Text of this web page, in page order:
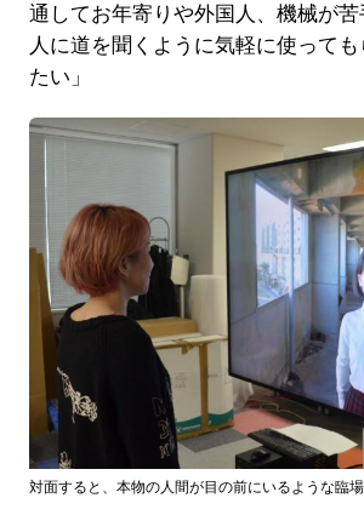
通してお年寄りや外国人、機械が
人に道を聞くように気軽に使って
たい」
対面すると、本物の人間が目の前にいるような臨